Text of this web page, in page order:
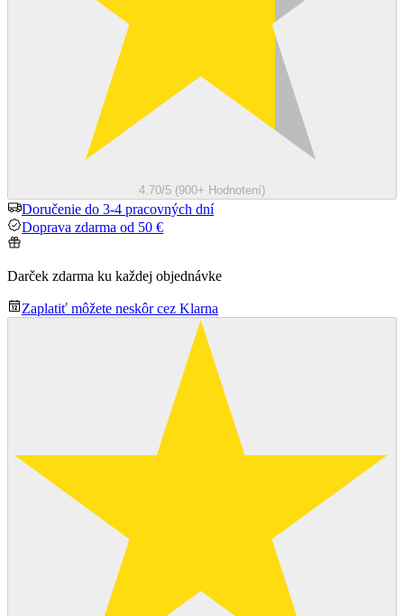
4.70/5 (900+ Hodnotení)
Doručenie do 3-4 pracovných dní
Doprava zdarma od 50 €
Darček zdarma ku každej objednávke
Zaplatiť môžete neskôr cez Klarna